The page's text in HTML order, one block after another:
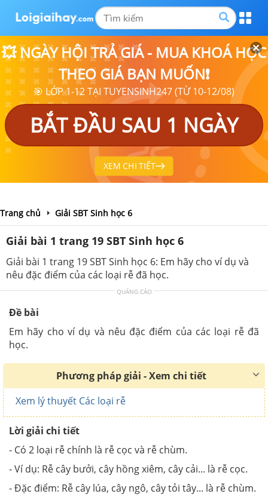
💥 NGÀY HỘI TRẢ GIÁ - MUA KHOÁ HỌC
THEO GIÁ BẠN MUỐN❗
🎯 LỚP 1-12 TẠI TUYENSINH247 (TỪ 10-12/08)
BẮT ĐẦU SAU 1 NGÀY
XEM CHI TIẾT
Trang chủ Giải SBT Sinh học 6
Giải bài 1 trang 19 SBT Sinh học 6
Giải bài 1 trang 19 SBT Sinh học 6: Em hãy cho ví dụ và
nêu đặc điểm của các loại rễ đã học.
QUẢNG CÁO
Đề bài
Em hãy cho ví dụ và nêu đặc điểm của các loại rễ đã
học.
Phương pháp giải - Xem chi tiết
Xem lý thuyết Các loại rễ
Lời giải chi tiết
- Có 2 loại rễ chính là rễ cọc và rễ chùm.
- Ví dụ: Rễ cây bưởi, cây hồng xiêm, cây cải... là rễ cọc.
- Đặc điểm: Rễ cây lúa, cây ngô, cây tỏi tây... là rễ chùm.